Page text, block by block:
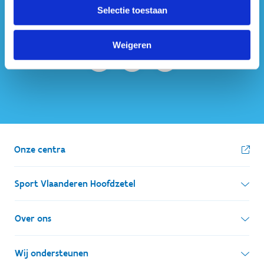
Selectie toestaan
Weigeren
ook op sociale media
Onze centra
Sport Vlaanderen Hoofdzetel
Simon Bolivarlaan 17
1000 Brussel
Ondernemingsnummer: BE 0248.142.826
Over ons
Wie zijn we, wat doen we
Wij ondersteunen